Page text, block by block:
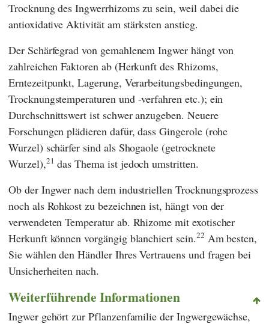
Trocknung des Ingwerrhizoms zu sein, weil dabei die
antioxidative Aktivität am stärksten anstieg.
Der Schärfegrad von gemahlenem Ingwer hängt von
zahlreichen Faktoren ab (Herkunft des Rhizoms,
Erntezeitpunkt, Lagerung, Verarbeitungsbedingungen,
Trocknungstemperaturen und -verfahren etc.); ein
Durchschnittswert ist schwer anzugeben. Neuere
Forschungen plädieren dafür, dass Gingerole (rohe
Wurzel) schärfer sind als Shogaole (getrocknete
Wurzel),21 das Thema ist jedoch umstritten.
Ob der Ingwer nach dem industriellen Trocknungsprozess
noch als Rohkost zu bezeichnen ist, hängt von der
verwendeten Temperatur ab. Rhizome mit exotischer
Herkunft können vorgängig blanchiert sein.22 Am besten,
Sie wählen den Händler Ihres Vertrauens und fragen bei
Unsicherheiten nach.
Weiterführende Informationen
Ingwer gehört zur Pflanzenfamilie der Ingwergewächse,